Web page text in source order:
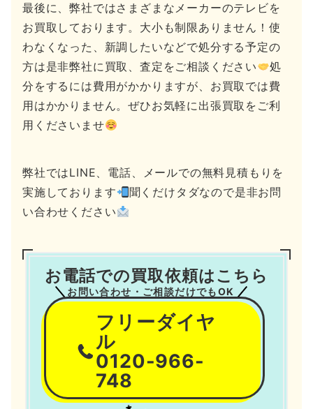
最後に、弊社ではさまざまなメーカーのテレビを
お買取しております。大小も制限ありません！使
わなくなった、新調したいなどで処分する予定の
方は是非弊社に買取、査定をご相談ください
処
分をするには費用がかかりますが、お買取では費
用はかかりません。ぜひお気軽に出張買取をご利
用くださいませ
弊社ではLINE、電話、メールでの無料見積もりを
実施しております
聞くだけタダなので是非お問
い合わせください
お電話での買取依頼はこちら
お問い合わせ・ご相談だけでもOK
フリーダイヤ
ル
0120-966-
748